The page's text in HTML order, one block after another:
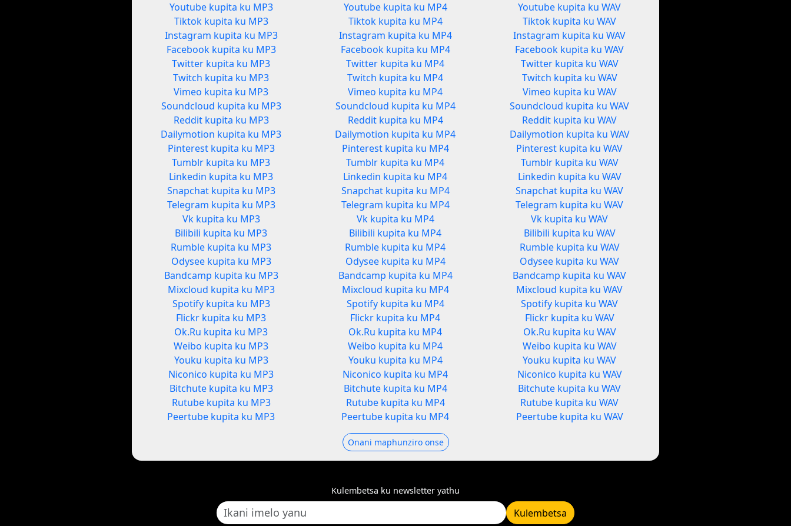
Youtube kupita ku MP3
Tiktok kupita ku MP3
Instagram kupita ku MP3
Facebook kupita ku MP3
Twitter kupita ku MP3
Twitch kupita ku MP3
Vimeo kupita ku MP3
Soundcloud kupita ku MP3
Reddit kupita ku MP3
Dailymotion kupita ku MP3
Pinterest kupita ku MP3
Tumblr kupita ku MP3
Linkedin kupita ku MP3
Snapchat kupita ku MP3
Telegram kupita ku MP3
Vk kupita ku MP3
Bilibili kupita ku MP3
Rumble kupita ku MP3
Odysee kupita ku MP3
Bandcamp kupita ku MP3
Mixcloud kupita ku MP3
Spotify kupita ku MP3
Flickr kupita ku MP3
Ok.Ru kupita ku MP3
Weibo kupita ku MP3
Youku kupita ku MP3
Niconico kupita ku MP3
Bitchute kupita ku MP3
Rutube kupita ku MP3
Peertube kupita ku MP3
Youtube kupita ku MP4
Tiktok kupita ku MP4
Instagram kupita ku MP4
Facebook kupita ku MP4
Twitter kupita ku MP4
Twitch kupita ku MP4
Vimeo kupita ku MP4
Soundcloud kupita ku MP4
Reddit kupita ku MP4
Dailymotion kupita ku MP4
Pinterest kupita ku MP4
Tumblr kupita ku MP4
Linkedin kupita ku MP4
Snapchat kupita ku MP4
Telegram kupita ku MP4
Vk kupita ku MP4
Bilibili kupita ku MP4
Rumble kupita ku MP4
Odysee kupita ku MP4
Bandcamp kupita ku MP4
Mixcloud kupita ku MP4
Spotify kupita ku MP4
Flickr kupita ku MP4
Ok.Ru kupita ku MP4
Weibo kupita ku MP4
Youku kupita ku MP4
Niconico kupita ku MP4
Bitchute kupita ku MP4
Rutube kupita ku MP4
Peertube kupita ku MP4
Youtube kupita ku WAV
Tiktok kupita ku WAV
Instagram kupita ku WAV
Facebook kupita ku WAV
Twitter kupita ku WAV
Twitch kupita ku WAV
Vimeo kupita ku WAV
Soundcloud kupita ku WAV
Reddit kupita ku WAV
Dailymotion kupita ku WAV
Pinterest kupita ku WAV
Tumblr kupita ku WAV
Linkedin kupita ku WAV
Snapchat kupita ku WAV
Telegram kupita ku WAV
Vk kupita ku WAV
Bilibili kupita ku WAV
Rumble kupita ku WAV
Odysee kupita ku WAV
Bandcamp kupita ku WAV
Mixcloud kupita ku WAV
Spotify kupita ku WAV
Flickr kupita ku WAV
Ok.Ru kupita ku WAV
Weibo kupita ku WAV
Youku kupita ku WAV
Niconico kupita ku WAV
Bitchute kupita ku WAV
Rutube kupita ku WAV
Peertube kupita ku WAV
Onani maphunziro onse
Kulembetsa ku newsletter yathu
Kulembetsa